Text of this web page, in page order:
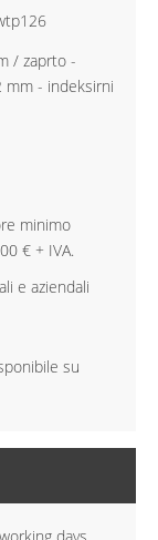
/ zaprto -
mm - indeksirni
minimo
€ + IVA.
e aziendali
su